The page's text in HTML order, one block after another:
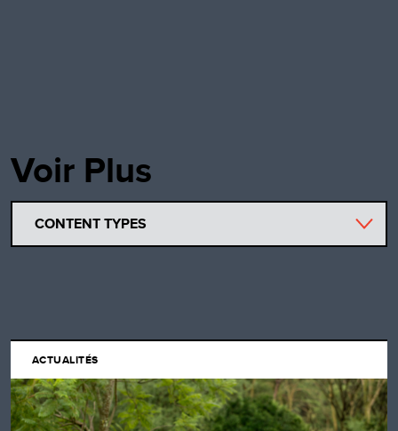
Voir Plus
CONTENT TYPES
ACTUALITÉS